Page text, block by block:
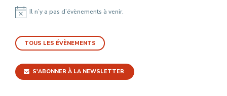
NoticeIl n’y a pas d’évènements à venir.
TOUS LES ÉVÈNEMENTS
S'ABONNER À LA NEWSLETTER